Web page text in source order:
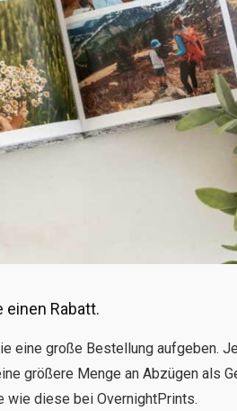
einen Rabatt.
eine große Bestellung aufgeben.
größere Menge an Abzügen als
wie diese bei OvernightPrints.